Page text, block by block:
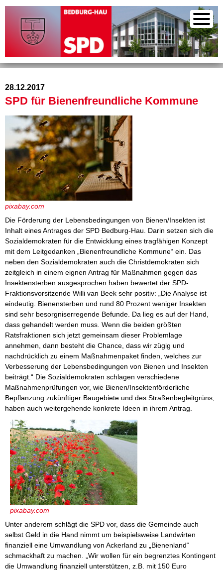
28.12.2017
SPD für Bienenfreundliche Kommune
pixabay.com
Die Förderung der Lebensbedingungen von Bienen/Insekten ist
Inhalt eines Antrages der SPD Bedburg-Hau. Darin setzen sich die
Sozialdemokraten für die Entwicklung eines tragfähigen Konzept
mit dem Leitgedanken „Bienenfreundliche Kommune“ ein. Das
neben den Sozialdemokraten auch die Christdemokraten sich
zeitgleich in einem eignen Antrag für Maßnahmen gegen das
Insektensterben ausgesprochen haben bewertet der SPD-
Fraktionsvorsitzende Willi van Beek sehr positiv: „Die Analyse ist
eindeutig. Bienensterben und rund 80 Prozent weniger Insekten
sind sehr besorgniserregende Befunde. Da lieg es auf der Hand,
dass gehandelt werden muss. Wenn die beiden größten
Ratsfraktionen sich jetzt gemeinsam dieser Problemlage
annehmen, dann besteht die Chance, dass wir zügig und
nachdrücklich zu einem Maßnahmenpaket finden, welches zur
Verbesserung der Lebensbedingungen von Bienen und Insekten
beiträgt.“ Die Sozialdemokraten schlagen verschiedene
Maßnahmenprüfungen vor, wie Bienen/Insektenförderliche
Bepflanzung zukünftiger Baugebiete und des Straßenbegleitgrüns,
haben auch weitergehende konkrete Ideen in ihrem Antrag.
pixabay.com
Unter anderem schlägt die SPD vor, dass die Gemeinde auch
selbst Geld in die Hand nimmt um beispielsweise Landwirten
finanziell eine Umwandlung von Ackerland zu „Bienenland“
schmackhaft zu machen. „Wir wollen für ein begrenztes Kontingent
die Umwandlung finanziell unterstützen, z.B. mit 150 Euro